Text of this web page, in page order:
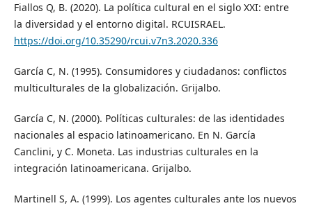
Fiallos Q, B. (2020). La política cultural en el siglo XXI: entre
la diversidad y el entorno digital. RCUISRAEL.
https://doi.org/10.35290/rcui.v7n3.2020.336
García C, N. (1995). Consumidores y ciudadanos: conflictos
multiculturales de la globalización. Grijalbo.
García C, N. (2000). Políticas culturales: de las identidades
nacionales al espacio latinoamericano. En N. García
Canclini, y C. Moneta. Las industrias culturales en la
integración latinoamericana. Grijalbo.
Martinell S, A. (1999). Los agentes culturales ante los nuevos